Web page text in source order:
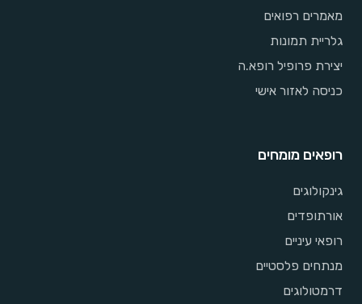
מאמרים רפואים
גלריית תמונות
יצירת פרופיל רופא.ה
כניסה לאזור אישי
רופאים מומחים
גינקולוגים
אורתופדים
רופאי עיניים
מנתחים פלסטיים
דרמטולוגים